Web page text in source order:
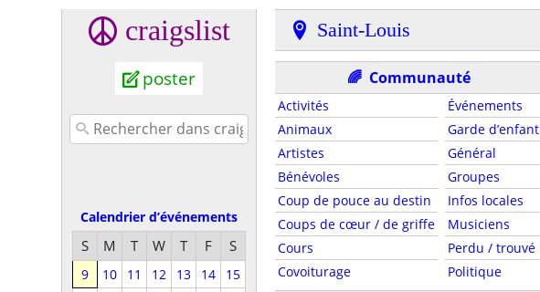
craigslist
poster
Calendrier d’événements
S M T W T F S
9 10 11 12 13 14
15
Saint-Louis
🌈 Communauté
Activités
Animaux
Artistes
Bénévoles
Coup de pouce au destin
Coups de cœur / de griffe
Cours
Covoiturage
Événements
Garde d’enfant
Général
Groupes
Infos locales
Musiciens
Perdu / trouvé
Politique